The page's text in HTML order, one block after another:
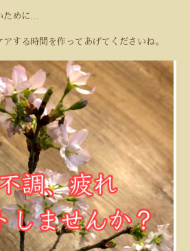
ために…
する時間を作ってあげてくださいね。